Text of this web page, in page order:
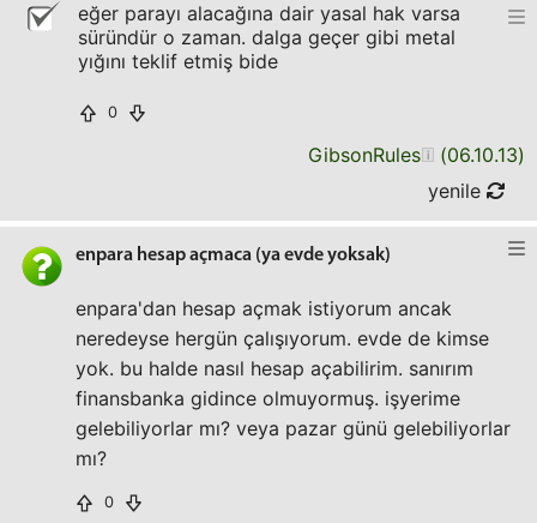
eğer parayı alacağına dair yasal hak varsa
süründür o zaman. dalga geçer gibi metal
yığını teklif etmiş bide
0
GibsonRules (06.10.13)
yenile
enpara hesap açmaca (ya evde yoksak)
enpara'dan hesap açmak istiyorum ancak
neredeyse hergün çalışıyorum. evde de kimse
yok. bu halde nasıl hesap açabilirim. sanırım
finansbanka gidince olmuyormuş. işyerime
gelebiliyorlar mı? veya pazar günü gelebiliyorlar
mı?
0